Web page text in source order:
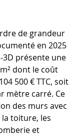
de grandeur
en 2025
présente une
dont le coût
500 € TTC, soit
mètre carré. Ce
des murs avec
toiture, les
et